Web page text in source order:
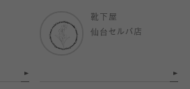
靴下屋
仙台セルバ店